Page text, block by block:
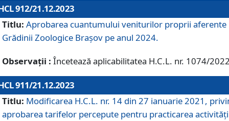
912/21.12.2023
Titlu: Aprobarea cuantumului veniturilor proprii aferente
Grădinii Zoologice Braşov pe anul 2024.
Observații : Încetează aplicabilitatea H.C.L. nr. 1074/
911/21.12.2023
Titlu: Modificarea H.C.L. nr. 14 din 27 ianuarie 2021,
aprobarea tarifelor percepute pentru practicarea